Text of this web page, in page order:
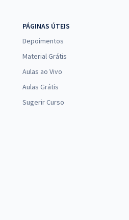
PÁGINAS ÚTEIS
Depoimentos
Material Grátis
Aulas ao Vivo
Aulas Grátis
Sugerir Curso